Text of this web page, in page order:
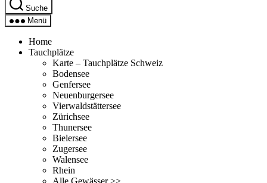
Suche
Menü
Home
Tauchplätze
Karte – Tauchplätze Schweiz
Bodensee
Genfersee
Neuenburgersee
Vierwaldstättersee
Zürichsee
Thunersee
Bielersee
Zugersee
Walensee
Rhein
Alle Gewässer >>